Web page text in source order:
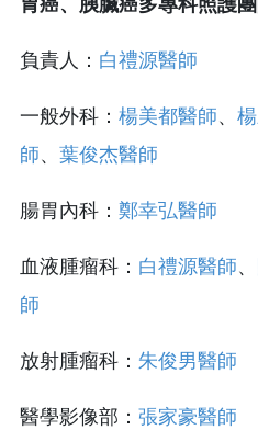
胃癌、胰臟癌​多專科照護
負責人： 白禮源醫師
一般外科： 楊美都醫師、
師、 葉俊杰醫師
腸胃內科： 鄭幸弘醫師
血液腫瘤科： 白禮源醫師、
師
放射腫瘤科： 朱俊男醫師
醫學影像部： 張家豪醫師